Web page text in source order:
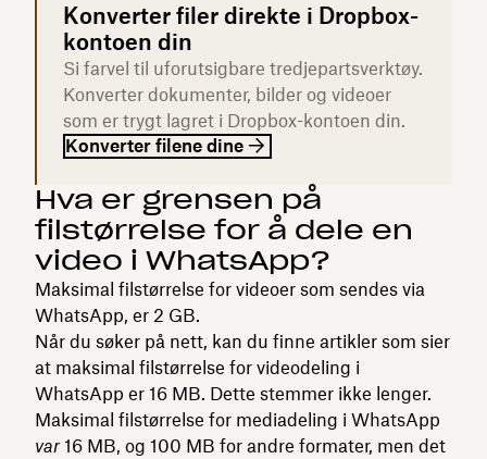
Konverter filer direkte i Dropbox-
kontoen din
Si farvel til uforutsigbare tredjepartsverktøy.
Konverter dokumenter, bilder og videoer
som er trygt lagret i Dropbox-kontoen din.
Konverter filene dine
Hva er grensen på
filstørrelse for å dele en
video i WhatsApp?
Maksimal filstørrelse for videoer som sendes via
WhatsApp, er 2 GB.
Når du søker på nett, kan du finne artikler som sier
at maksimal filstørrelse for videodeling i
WhatsApp er 16 MB. Dette stemmer ikke lenger.
Maksimal filstørrelse for mediadeling i WhatsApp
var16 MB, og 100 MB for andre formater, men det